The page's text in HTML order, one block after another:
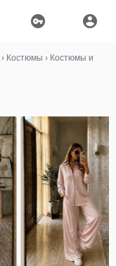
› Костюмы › Костюмы и